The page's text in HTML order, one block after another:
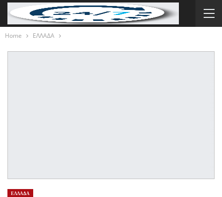
Home ΕΛΛΑΔΑ
ΕΛΛΑΔΑ